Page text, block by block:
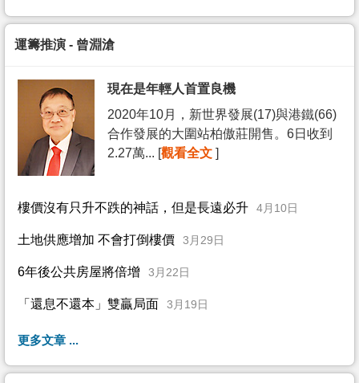
運籌推演 - 曾淵滄
現在是年輕人首置良機
2020年10月，新世界發展(17)與港鐵(66)
合作發展的大圍站柏傲莊開售。6日收到
2.27萬... [觀看全文 ]
樓價沒有只升不跌的神話，但是長遠必升 4月10日
土地供應增加 不會打倒樓價 3月29日
6年後公共房屋將倍增 3月22日
「還息不還本」雙贏局面 3月19日
更多文章 ...